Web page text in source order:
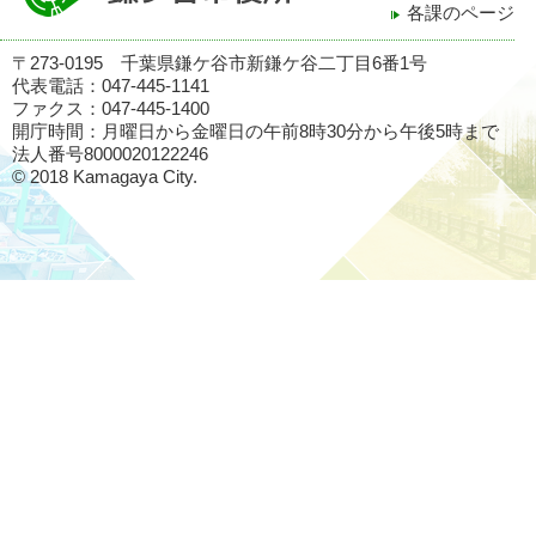
各課のページ
〒273-0195 千葉県鎌ケ谷市新鎌ケ谷二丁目6番1号
代表電話：047-445-1141
ファクス：047-445-1400
開庁時間：月曜日から金曜日の午前8時30分から午後5時まで
法人番号8000020122246
© 2018 Kamagaya City.